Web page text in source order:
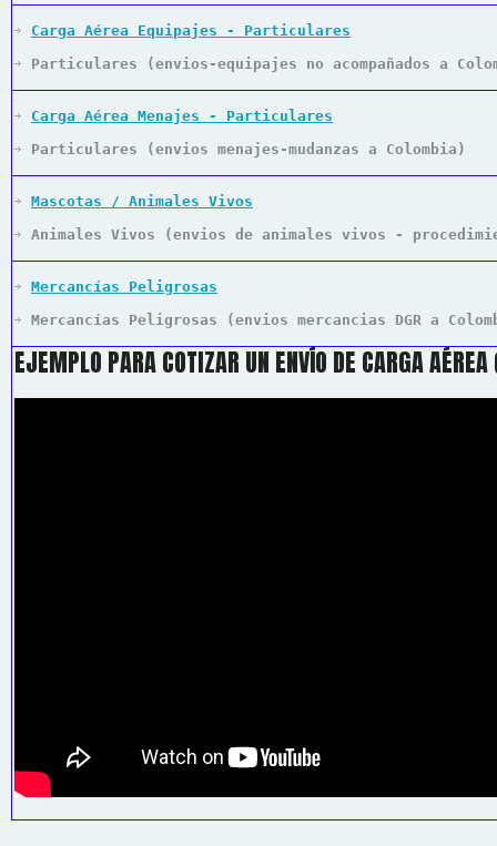
Carga Aérea Equipajes - Particulares
Particulares (envios-equipajes no acompañados a
Carga Aérea Menajes - Particulares
Particulares (envios menajes-mudanzas a Colombia)
Mascotas / Animales Vivos
Animales Vivos (envios de animales vivos -
Mercancías Peligrosas
Mercancías Peligrosas (envios mercancias DGR a
EJEMPLO PARA COTIZAR UN ENVÍO DE CARGA